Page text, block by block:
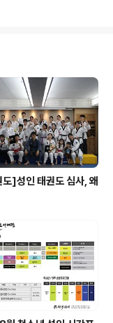
도]성인 태권도 심사, 왜